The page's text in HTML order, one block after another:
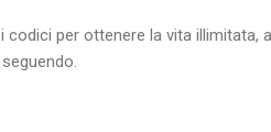
codici per ottenere la vita